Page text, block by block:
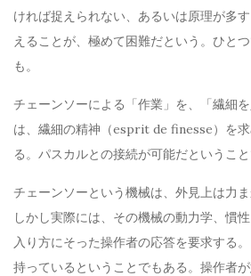
ければ捉えられない、あるいは原理が多
えることが、極めて困難だという。ひと
も。
チェーンソーによる「作業」を、「繊細
は、繊細の精神（esprit de finesse）を
る。パスカルとの接続が可能だということ
チェーンソーという機械は、外見上は力ま
しかし実際には、その機械の動力学、慣
入り方にそった操作者の応答を要求する
持っているということでもある。操作者